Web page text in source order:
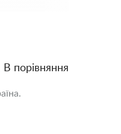
В порівняння